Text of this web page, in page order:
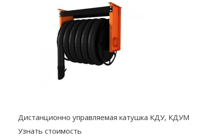
Дистанционно управляемая катушка КДУ, КДУМ
Узнать стоимость